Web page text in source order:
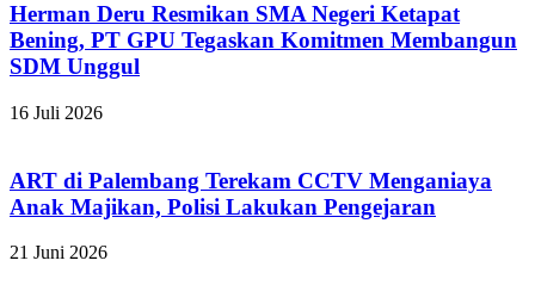
Herman Deru Resmikan SMA Negeri Ketapat
Bening, PT GPU Tegaskan Komitmen Membangun
SDM Unggul
16 Juli 2026
ART di Palembang Terekam CCTV Menganiaya
Anak Majikan, Polisi Lakukan Pengejaran
21 Juni 2026